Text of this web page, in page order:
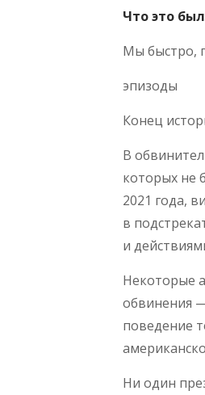
Что это
Мы быстро,
эпизоды
Конец
В
которых не
2021 года,
в
и
Некоторые
обвинения
поведение
Ни один